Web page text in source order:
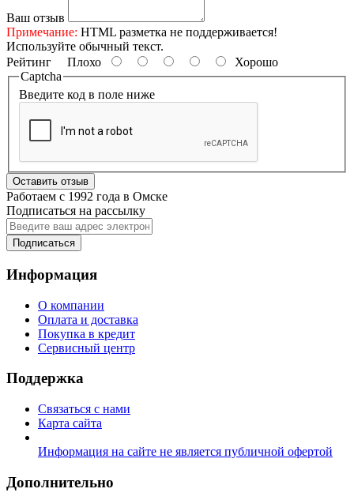
Ваш отзыв
Примечание: HTML разметка не поддерживается!
Используйте обычный текст.
Рейтинг Плохо
Хорошо
Captcha
Введите код в поле ниже
Оставить отзыв
Работаем с 1992 года в Омске
Подписаться на рассылку
Подписаться
Информация
О компании
Оплата и доставка
Покупка в кредит
Сервисный центр
Поддержка
Связаться с нами
Карта сайта
Информация на сайте не является публичной офертой
Дополнительно